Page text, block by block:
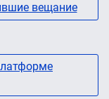
вещание